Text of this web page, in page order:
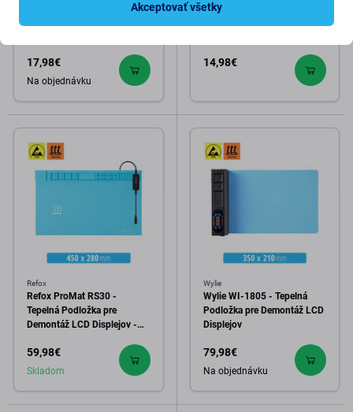
17,98€
Na objednávku
Sunshine SS-004H - ESD
14,98€
Refox
Refox ProMat RS30 -
Tepelná Podložka pre
Demontáž LCD Displejov -
59,98€
Skladom
Wylie
Wylie WI-1805 - Tepelná
Podložka pre Demontáž LCD
Displejov
79,98€
Na objednávku
Akceptovať všetky